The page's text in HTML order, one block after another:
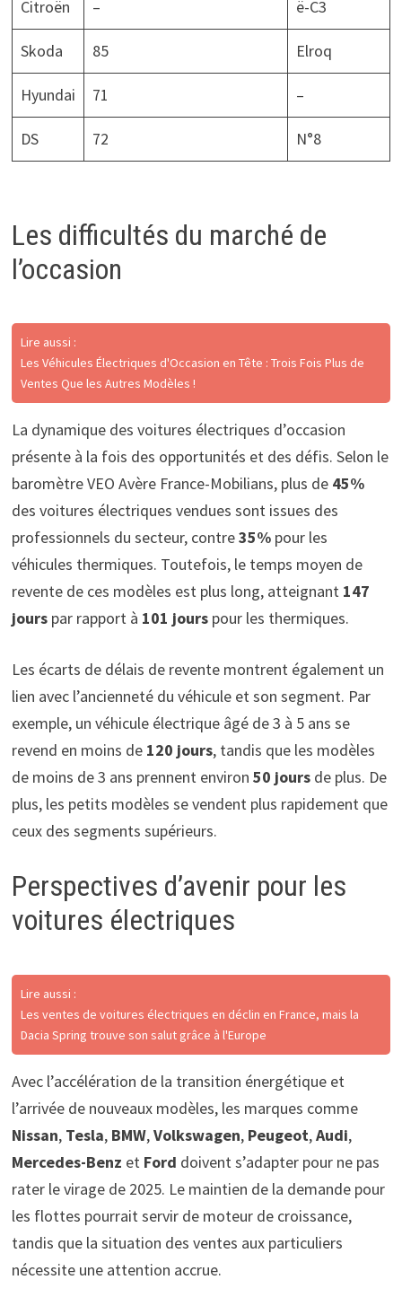
Citroën – ë-C3
Skoda 85 Elroq
Hyundai 71 –
DS 72 N°8
Les difficultés du marché de
l’occasion
Lire aussi :
Les Véhicules Électriques d'Occasion en Tête : Trois Fois Plus de
Ventes Que les Autres Modèles !
La dynamique des voitures électriques d’occasion
présente à la fois des opportunités et des défis. Selon le
baromètre VEO Avère France-Mobilians, plus de 45%
des voitures électriques vendues sont issues des
professionnels du secteur, contre35%pour les
véhicules thermiques. Toutefois, le temps moyen de
revente de ces modèles est plus long, atteignant 147
jourspar rapport à 101 jourspour les thermiques.
Les écarts de délais de revente montrent également un
lien avec l’ancienneté du véhicule et son segment. Par
exemple, un véhicule électrique âgé de 3 à 5 ans se
revend en moins de 120 jours, tandis que les modèles
de moins de 3 ans prennent environ 50 joursde plus. De
plus, les petits modèles se vendent plus rapidement que
ceux des segments supérieurs.
Perspectives d’avenir pour les
voitures électriques
Lire aussi :
Les ventes de voitures électriques en déclin en France, mais la
Dacia Spring trouve son salut grâce à l'Europe
Avec l’accélération de la transition énergétique et
l’arrivée de nouveaux modèles, les marques comme
Nissan, Tesla, BMW,Volkswagen, Peugeot,Audi,
Mercedes-Benz et Ford doivent s’adapter pour ne pas
rater le virage de 2025. Le maintien de la demande pour
les flottes pourrait servir de moteur de croissance,
tandis que la situation des ventes aux particuliers
nécessite une attention accrue.